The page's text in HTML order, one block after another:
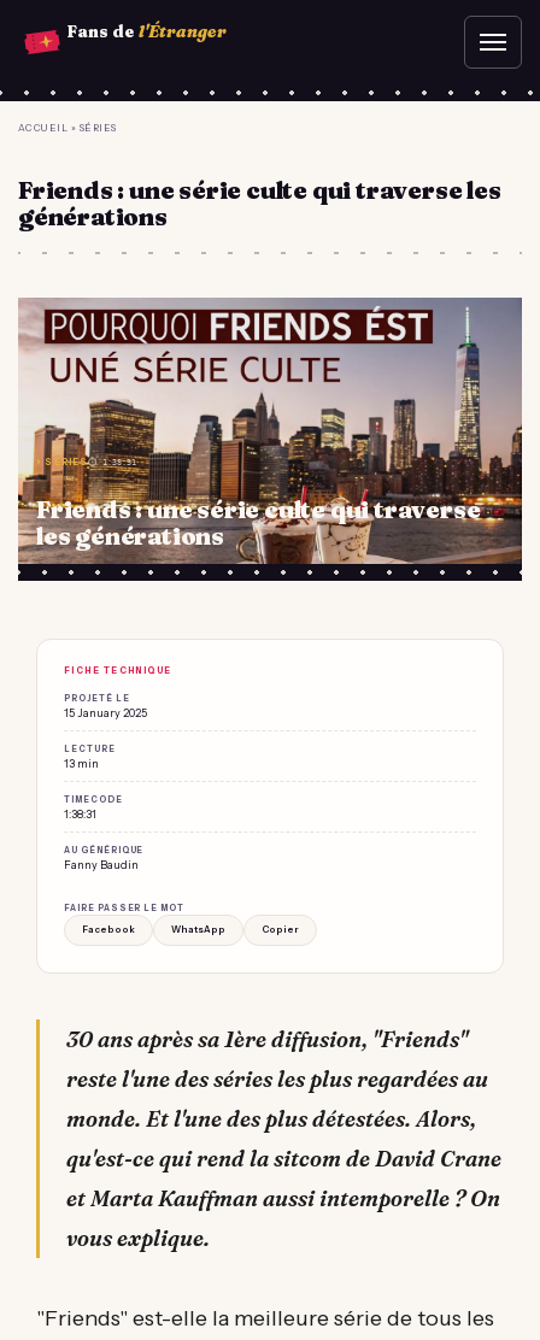
contenu
principal
Fans de l'Étranger
YOU
ARE
HERE
ACCUEIL » SÉRIES
Friends : une série culte qui traverse les
générations
⏵ SÉRIES⏱ 1:38:31
Friends : une série culte qui traverse
les générations
FICHE TECHNIQUE
PROJETÉ LE
15 January 2025
LECTURE
13 min
TIMECODE
1:38:31
AU GÉNÉRIQUE
Fanny Baudin
FAIRE PASSER LE MOT
Facebook
WhatsApp Copier
30 ans après sa 1ère diffusion, "Friends"
reste l'une des séries les plus regardées au
monde. Et l'une des plus détestées. Alors,
qu'est-ce qui rend la sitcom de David Crane
et Marta Kauffman aussi intemporelle ? On
vous explique.
"Friends" est-elle la meilleure série de tous les